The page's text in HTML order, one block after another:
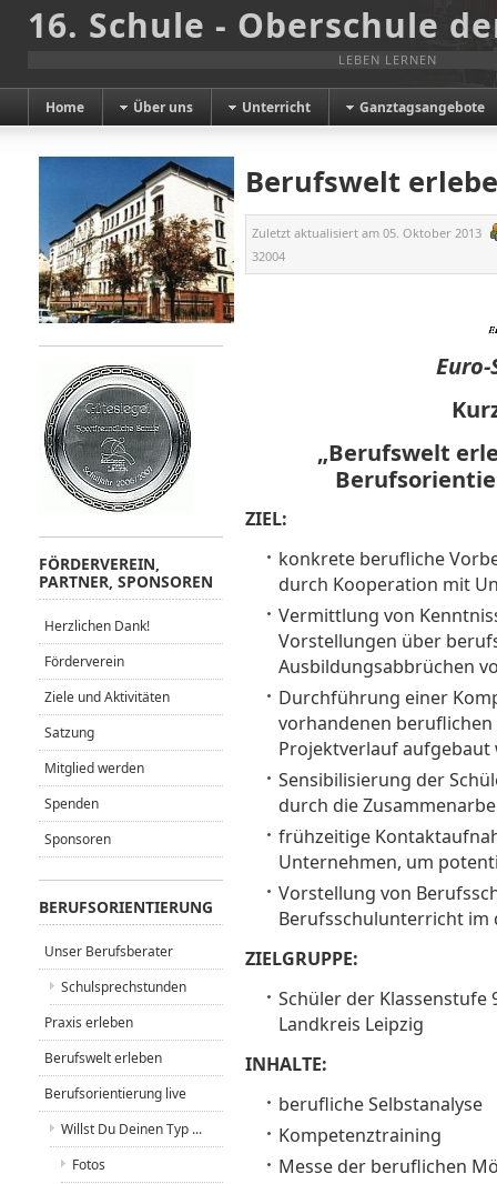
16. Schule - Oberschule
LEBEN LERNEN
Home Über uns Unterricht Ganztagsangebote
Berufswelt
Zuletzt aktualisiert am 05. Oktober 2013
32004
„Berufswelt
ZIEL:
konkrete berufliche
durch Kooperation mit
Vermittlung von
Vorstellungen über
Ausbildungsabbrüchen
Durchführung einer
vorhandenen
Projektverlauf aufgebaut
Sensibilisierung der
durch die
frühzeitige
Unternehmen, um
Vorstellung von
Berufsschulunterricht im
ZIELGRUPPE:
Schüler der Klassenstufe
Landkreis Leipzig
INHALTE:
berufliche Selbstanalyse
Kompetenztraining
Messe der beruflichen
FÖRDERVEREIN,
PARTNER, SPONSOREN
Herzlichen Dank!
Förderverein
Ziele und Aktivitäten
Satzung
Mitglied werden
Spenden
Sponsoren
BERUFSORIENTIERUNG
Unser Berufsberater
Schulsprechstunden
Praxis erleben
Berufswelt erleben
Berufsorientierung live
Willst Du Deinen Typ ...
Fotos